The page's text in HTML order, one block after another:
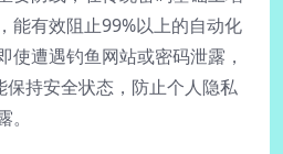
能有效阻止99%以上的自动化
使遭遇钓鱼网站或密码泄露，
持安全状态，防止个人隐私